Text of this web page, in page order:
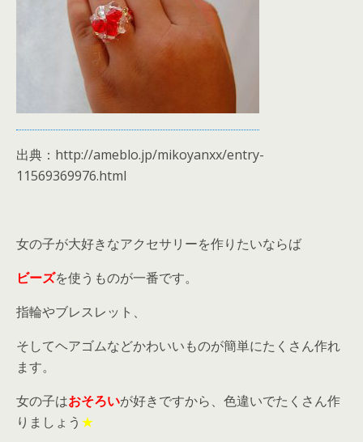
出典：http://ameblo.jp/mikoyanxx/entry-
11569369976.html
女の子が大好きなアクセサリーを作りたいならば
ビーズを使うものが一番です。
指輪やブレスレット、
そしてヘアゴムなどかわいいものが簡単にたくさん作れ
ます。
女の子はおそろいが好きですから、色違いでたくさん作
りましょう ★